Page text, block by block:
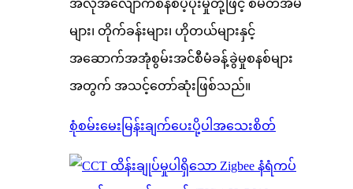
အလိုအလျောက်စနစ်ပံ့ပိုးမှုတို့ဖြင့် စမတ်အိမ်
များ၊ တိုက်ခန်းများ၊ ဟိုတယ်များနှင့်
အဆောက်အအုံစွမ်းအင်စီမံခန့်ခွဲမှုစနစ်များ
အတွက် အသင့်တော်ဆုံးဖြစ်သည်။
စုံစမ်းမေးမြန်းချက်ပေးပို့ပါ အသေးစိတ်